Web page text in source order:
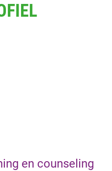
en counseling